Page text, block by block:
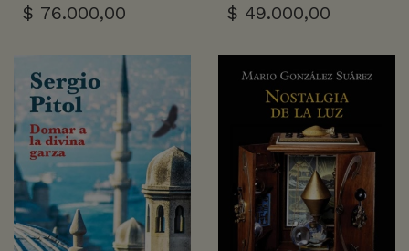
$ 76.000,00 $ 49.000,00